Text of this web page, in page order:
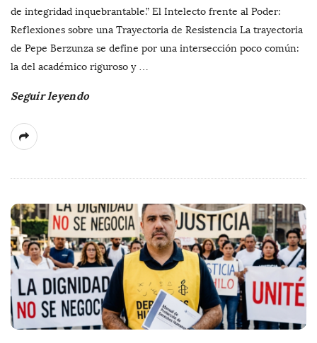
de integridad inquebrantable.” El Intelecto frente al Poder:
Reflexiones sobre una Trayectoria de Resistencia La trayectoria
de Pepe Berzunza se define por una intersección poco común:
la del académico riguroso y…
Seguir leyendo